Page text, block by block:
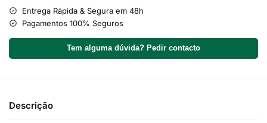
Entrega Rápida & Segura em 48h
Pagamentos 100% Seguros
Tem alguma dúvida? Pedir contacto
Descrição